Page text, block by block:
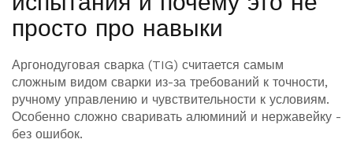
просто про навыки
Аргонодуговая сварка (TIG) считается самым
сложным видом сварки из-за требований к точности,
ручному управлению и чувствительности к условиям.
Особенно сложно сваривать алюминий и нержавейку -
без ошибок.